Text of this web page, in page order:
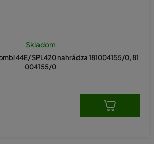
44E/ SPL420 nahrádza 181004155/0, 81
004155/0
Skladom